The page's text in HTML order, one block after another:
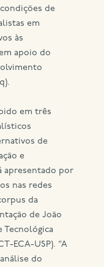
de
em
às
apoio do
em três
de
e
apresentado por
nas redes
da
de João
Tecnológica
ECA-USP). “A
do